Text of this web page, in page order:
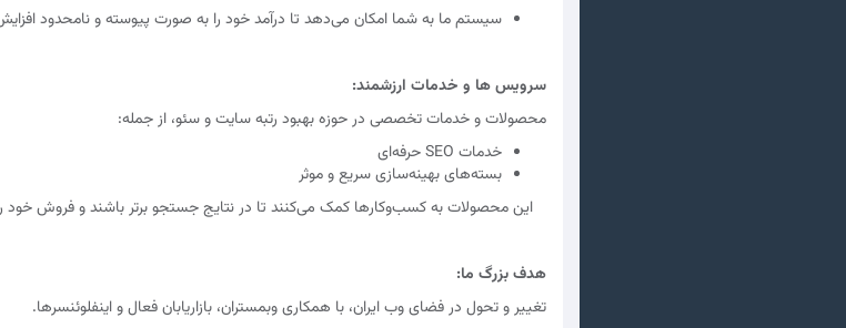
سیستم ما به شما امکان می‌دهد تا درآمد خود را به صورت پیوسته و نامحدود
سرویس ها و خدمات ارزشمند:
محصولات و خدمات تخصصی در حوزه بهبود رتبه سایت و سئو، از جمله:
خدمات SEO حرفه‌ای
بسته‌های بهینه‌سازی سریع و موثر
این محصولات به کسب‌وکارها کمک می‌کنند تا در نتایج جستجو برتر باشند و فروش خود
هدف بزرگ ما:
تغییر و تحول در فضای وب ایران، با همکاری وبمستران، بازاریابان فعال و اینفلوئنسرها.